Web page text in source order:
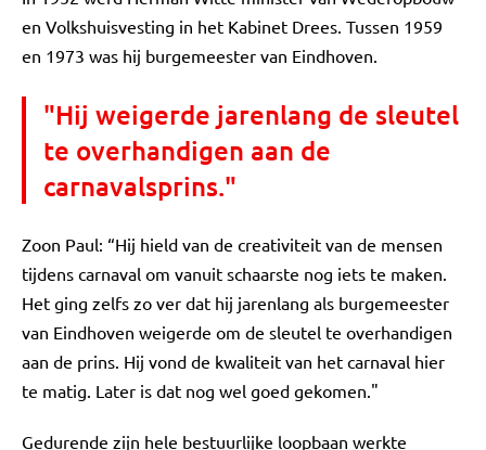
en Volkshuisvesting in het Kabinet Drees. Tussen 1959
en 1973 was hij burgemeester van Eindhoven.
"Hij weigerde jarenlang de sleutel
te overhandigen aan de
carnavalsprins."
Zoon Paul: “Hij hield van de creativiteit van de mensen
tijdens carnaval om vanuit schaarste nog iets te maken.
Het ging zelfs zo ver dat hij jarenlang als burgemeester
van Eindhoven weigerde om de sleutel te overhandigen
aan de prins. Hij vond de kwaliteit van het carnaval hier
te matig. Later is dat nog wel goed gekomen."
Gedurende zijn hele bestuurlijke loopbaan werkte